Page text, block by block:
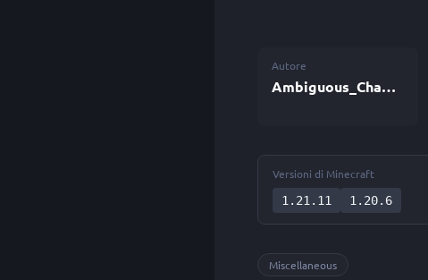
Autore
Ambiguous_Chameleon
Versioni di Minecraft
1.21.11
1.20.6
Miscellaneous